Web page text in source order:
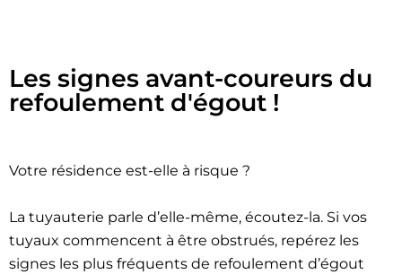
Les signes avant-coureurs du
refoulement d'égout !
Votre résidence est-elle à risque ?
La tuyauterie parle d’elle-même, écoutez-la. Si vos
tuyaux commencent à être obstrués, repérez les
signes les plus fréquents de refoulement d’égout